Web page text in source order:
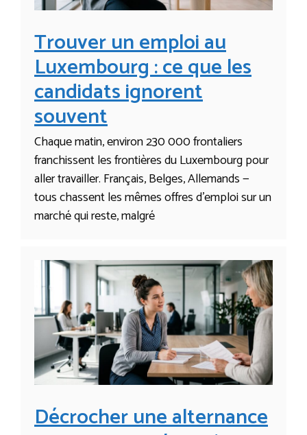
Trouver un emploi au
Luxembourg : ce que les
candidats ignorent
souvent
Chaque matin, environ 230 000 frontaliers
franchissent les frontières du Luxembourg pour
aller travailler. Français, Belges, Allemands —
tous chassent les mêmes offres d’emploi sur un
marché qui reste, malgré
Décrocher une alternance